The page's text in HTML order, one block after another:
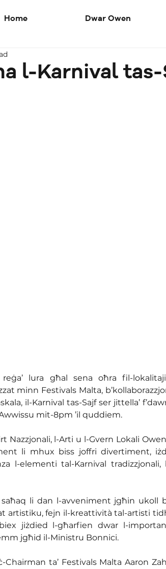
Home Dwar Owen
l-Karnival tas-
reġa’ lura għal sena oħra fil-
minn Festivals Malta,
il-Karnival tas-Sajf ser jittella’
mit-8pm ’il quddiem.
Nazzjonali, l-Arti u l-Gvern Lokali
li mhux biss joffri divertiment,
l-elementi tal-Karnival
li dan l-avveniment jgħin ukoll
artistiku, fejn il-kreattività tal-artisti
jiżdied l-għarfien dwar l-
jgħid il-Ministru Bonnici.
ta’ Festivals Malta Aaron